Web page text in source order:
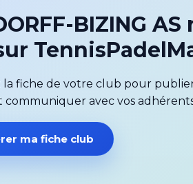
BIZING
fiche de votre club pour
communiquer avec vos
ma fiche club